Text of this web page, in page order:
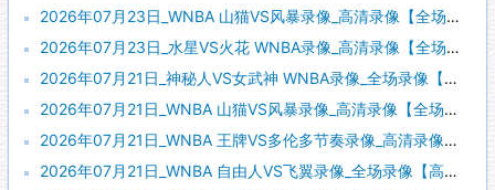
2026年07月23日_WNBA 山猫VS风暴录像_高清录像【全场回放】
2026年07月23日_水星VS火花 WNBA录像_高清录像【全场回放】
2026年07月21日_神秘人VS女武神 WNBA录像_全场录像【视频集锦】
2026年07月21日_WNBA 山猫VS风暴录像_高清录像【全场回放】
2026年07月21日_WNBA 王牌VS多伦多节奏录像_高清录像【全场回放】
2026年07月21日_WNBA 自由人VS飞翼录像_全场录像【高清回放】